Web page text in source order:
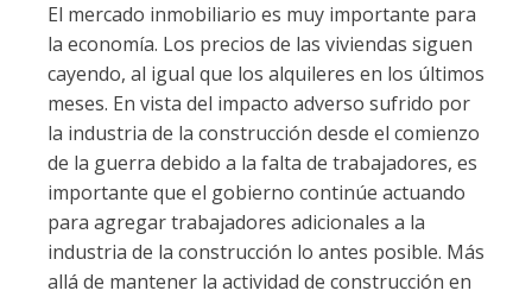
El mercado inmobiliario es muy importante para
la economía. Los precios de las viviendas siguen
cayendo, al igual que los alquileres en los últimos
meses. En vista del impacto adverso sufrido por
la industria de la construcción desde el comienzo
de la guerra debido a la falta de trabajadores, es
importante que el gobierno continúe actuando
para agregar trabajadores adicionales a la
industria de la construcción lo antes posible. Más
allá de mantener la actividad de construcción en